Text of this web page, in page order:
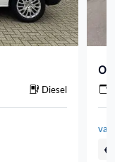
Diesel
va.
€